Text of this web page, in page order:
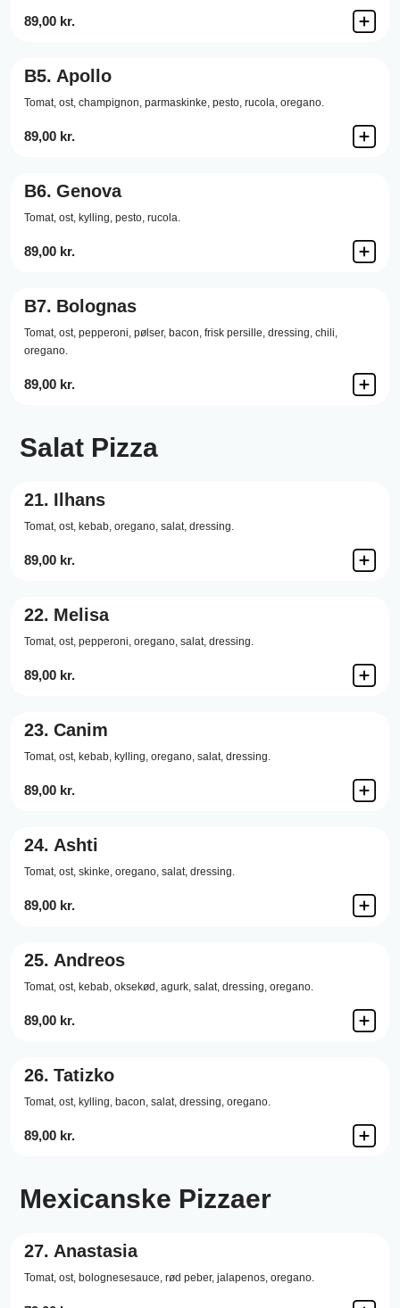
89,00 kr.
B5. Apollo
Tomat, ost, champignon, parmaskinke, pesto, rucola, oregano.
89,00 kr.
B6. Genova
Tomat, ost, kylling, pesto, rucola.
89,00 kr.
B7. Bolognas
Tomat, ost, pepperoni, pølser, bacon, frisk persille, dressing, chili,
oregano.
89,00 kr.
Salat Pizza
21. Ilhans
Tomat, ost, kebab, oregano, salat, dressing.
89,00 kr.
22. Melisa
Tomat, ost, pepperoni, oregano, salat, dressing.
89,00 kr.
23. Canim
Tomat, ost, kebab, kylling, oregano, salat, dressing.
89,00 kr.
24. Ashti
Tomat, ost, skinke, oregano, salat, dressing.
89,00 kr.
25. Andreos
Tomat, ost, kebab, oksekød, agurk, salat, dressing, oregano.
89,00 kr.
26. Tatizko
Tomat, ost, kylling, bacon, salat, dressing, oregano.
89,00 kr.
Mexicanske Pizzaer
27. Anastasia
Tomat, ost, bolognesesauce, rød peber, jalapenos, oregano.